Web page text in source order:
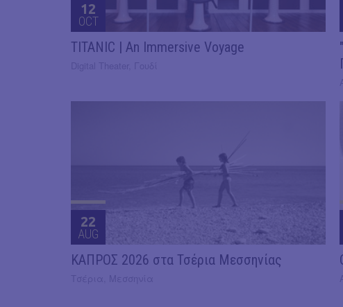
12
OCT
TITANIC | An Immersive Voyage
22
AUG
ΚΑΠΡΟΣ 2026 στα Τσέρια Μεσσηνίας